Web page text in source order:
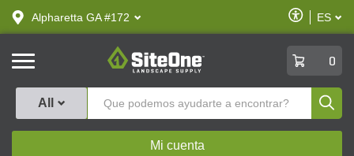
text.skipToContent
text.skipToNavigation
Alpharetta GA #172
Habilitar
ES
SiteOne
0
All
Mi cuenta